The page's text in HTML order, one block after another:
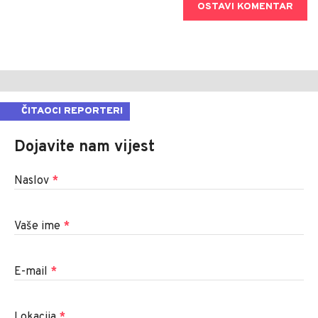
OSTAVI KOMENTAR
ČITAOCI REPORTERI
Dojavite nam vijest
Naslov *
Vaše ime *
E-mail *